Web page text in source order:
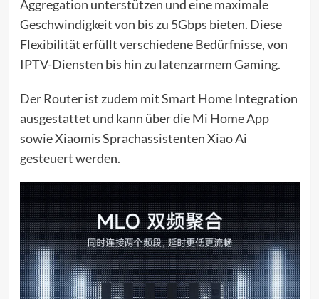
Aggregation unterstützen und eine maximale
Geschwindigkeit von bis zu 5Gbps bieten. Diese
Flexibilität erfüllt verschiedene Bedürfnisse, von
IPTV-Diensten bis hin zu latenzarmem Gaming.
Der Router ist zudem mit Smart Home Integration
ausgestattet und kann über dieMi HomeApp
sowie Xiaomis Sprachassistenten Xiao Ai
gesteuert werden.